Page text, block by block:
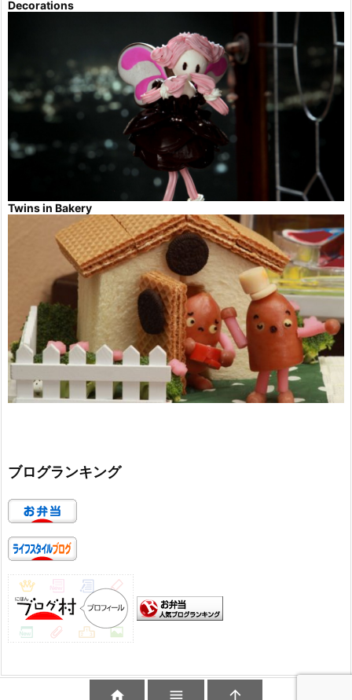
Decorations
Twins in Bakery
ブログランキング
  